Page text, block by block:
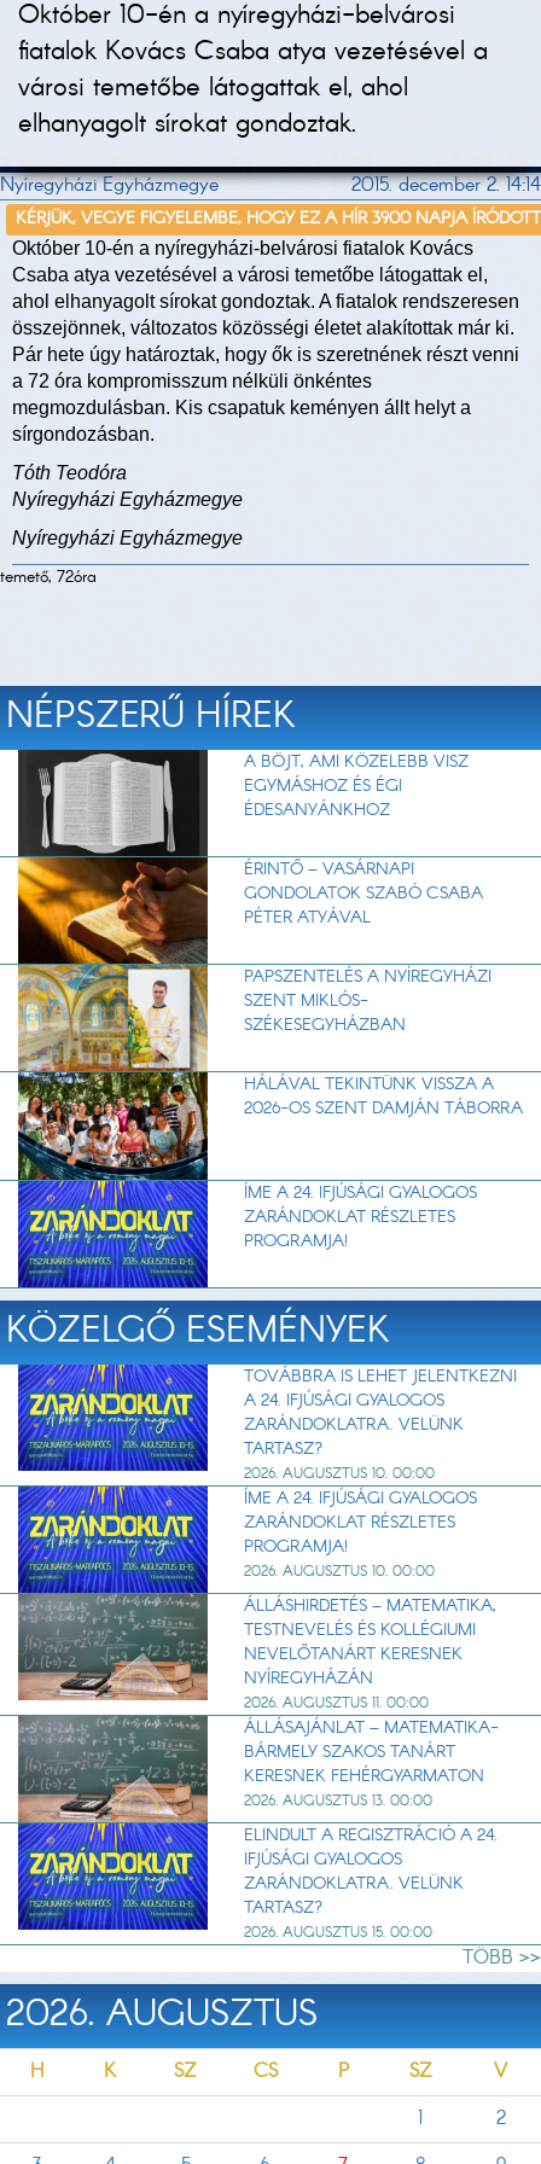
Október 10-én a nyíregyházi-belvárosi
fiatalok Kovács Csaba atya vezetésével a
városi temetőbe látogattak el, ahol
elhanyagolt sírokat gondoztak.
Nyíregyházi Egyházmegye 2015. december 2. 14:14
KÉRJÜK, VEGYE FIGYELEMBE, HOGY EZ A HÍR 3900 NAPJA ÍRÓDOTT
Október 10-én a nyíregyházi-belvárosi fiatalok Kovács
Csaba atya vezetésével a városi temetőbe látogattak el,
ahol elhanyagolt sírokat gondoztak. A fiatalok rendszeresen
összejönnek, változatos közösségi életet alakítottak már ki.
Pár hete úgy határoztak, hogy ők is szeretnének részt venni
a 72 óra kompromisszum nélküli önkéntes
megmozdulásban. Kis csapatuk keményen állt helyt a
sírgondozásban.
Tóth Teodóra
Nyíregyházi Egyházmegye
Nyíregyházi Egyházmegye
temető, 72óra
NÉPSZERŰ HÍREK
A BÖJT, AMI KÖZELEBB VISZ
EGYMÁSHOZ ÉS ÉGI
ÉDESANYÁNKHOZ
ÉRINTŐ – VASÁRNAPI
GONDOLATOK SZABÓ CSABA
PÉTER ATYÁVAL
PAPSZENTELÉS A NYÍREGYHÁZI
SZENT MIKLÓS-
SZÉKESEGYHÁZBAN
HÁLÁVAL TEKINTÜNK VISSZA A
2026-OS SZENT DAMJÁN TÁBORRA
ÍME A 24. IFJÚSÁGI GYALOGOS
ZARÁNDOKLAT RÉSZLETES
PROGRAMJA!
KÖZELGŐ ESEMÉNYEK
TOVÁBBRA IS LEHET JELENTKEZNI
A 24. IFJÚSÁGI GYALOGOS
ZARÁNDOKLATRA. VELÜNK
TARTASZ?
2026. AUGUSZTUS 10. 00:00
ÍME A 24. IFJÚSÁGI GYALOGOS
ZARÁNDOKLAT RÉSZLETES
PROGRAMJA!
2026. AUGUSZTUS 10. 00:00
ÁLLÁSHIRDETÉS – MATEMATIKA,
TESTNEVELÉS ÉS KOLLÉGIUMI
NEVELŐTANÁRT KERESNEK
NYÍREGYHÁZÁN
2026. AUGUSZTUS 11. 00:00
ÁLLÁSAJÁNLAT – MATEMATIKA-
BÁRMELY SZAKOS TANÁRT
KERESNEK FEHÉRGYARMATON
2026. AUGUSZTUS 13. 00:00
ELINDULT A REGISZTRÁCIÓ A 24.
IFJÚSÁGI GYALOGOS
ZARÁNDOKLATRA. VELÜNK
TARTASZ?
2026. AUGUSZTUS 15. 00:00
TÖBB >>
2026. AUGUSZTUS
H K SZ CS P SZ
V
1
2